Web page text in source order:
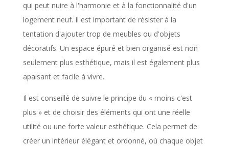
qui peut nuire à l'harmonie et à la fonctionnalité d'un
logement neuf. Il est important de résister à la
tentation d'ajouter trop de meubles ou d'objets
décoratifs. Un espace épuré et bien organisé est non
seulement plus esthétique, mais il est également plus
apaisant et facile à vivre.
Il est conseillé de suivre le principe du « moins c'est
plus » et de choisir des éléments qui ont une réelle
utilité ou une forte valeur esthétique. Cela permet de
créer un intérieur élégant et ordonné, où chaque objet